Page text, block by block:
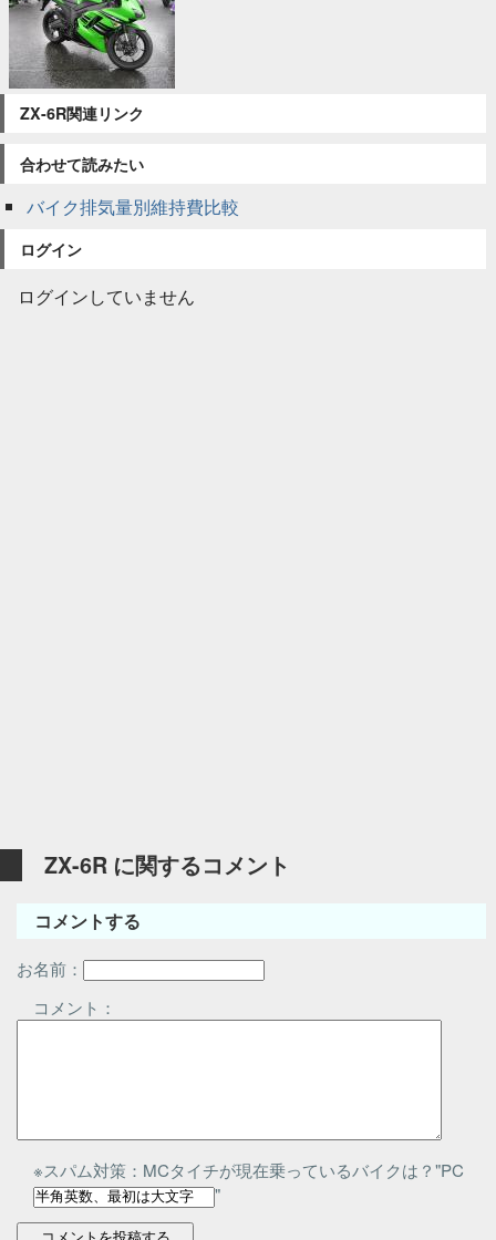
ZX-6R関連リンク
合わせて読みたい
バイク排気量別維持費比較
ログイン
ログインしていません
ZX-6R に関するコメント
コメントする
お名前：
コメント：
※スパム対策：MCタイチが現在乗っているバイクは？"PC
"